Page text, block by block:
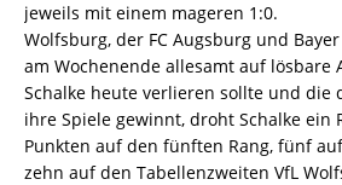
jeweils mit einem mageren 1:0.
Wolfsburg, der FC Augsburg und
am Wochenende allesamt auf lösbare
Schalke heute verlieren sollte und die
ihre Spiele gewinnt, droht Schalke ein
Punkten auf den fünften Rang, fünf
zehn auf den Tabellenzweiten VfL